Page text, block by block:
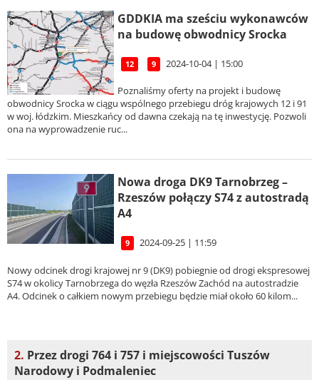
GDDKIA ma sześciu wykonawców
na budowę obwodnicy Srocka
12 9 2024-10-04 | 15:00
Poznaliśmy oferty na projekt i budowę
obwodnicy Srocka w ciągu wspólnego przebiegu dróg krajowych 12 i 91
w woj. łódzkim. Mieszkańcy od dawna czekają na tę inwestycję. Pozwoli
ona na wyprowadzenie ruc...
Nowa droga DK9 Tarnobrzeg –
Rzeszów połączy S74 z autostradą
A4
9 2024-09-25 | 11:59
Nowy odcinek drogi krajowej nr 9 (DK9) pobiegnie od drogi ekspresowej
S74 w okolicy Tarnobrzega do węzła Rzeszów Zachód na autostradzie
A4. Odcinek o całkiem nowym przebiegu będzie miał około 60 kilom...
2. Przez drogi 764 i 757 i miejscowości Tuszów
Narodowy i Podmaleniec